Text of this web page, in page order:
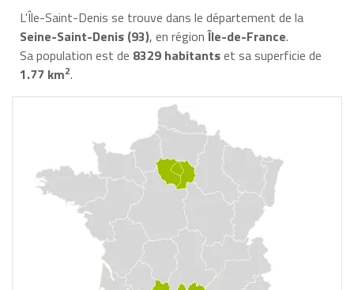
L'Île-Saint-Denis se trouve dans le département de la
Seine-Saint-Denis (93), en régionÎle-de-France.
Sa population est de 8329 habitantset sa superficie de
1.77 km2.